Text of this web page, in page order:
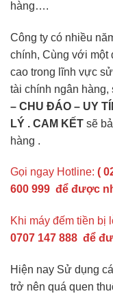
hàng….
Công ty có nhiều
chính, Cùng với một
cao trong lĩnh vực
tài chính ngân hàng,
– CHU ĐÁO – UY
LÝ . CAM KẾT sẽ
hàng .
Gọi ngay Hotline: (
600 999 để được
Khi máy đếm tiền bị
0707 147 888 để
Hiện nay Sử dụng
trở nên quá quen